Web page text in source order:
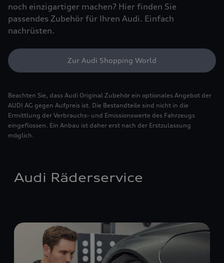
noch einzigartiger machen? Hier finden Sie
passendes Zubehör für Ihren Audi. Einfach
nachrüsten.
Zur Audi Shopping World
Beachten Sie, dass Audi Original Zubehör ein optionales Angebot der
AUDI AG gegen Aufpreis ist. Die Bestandteile sind nicht in die
Ermittlung der Verbrauchs- und Emissionswerte des Fahrzeugs
eingeflossen. Ein Anbau ist daher erst nach der Erstzulassung
möglich.
Audi Räderservice